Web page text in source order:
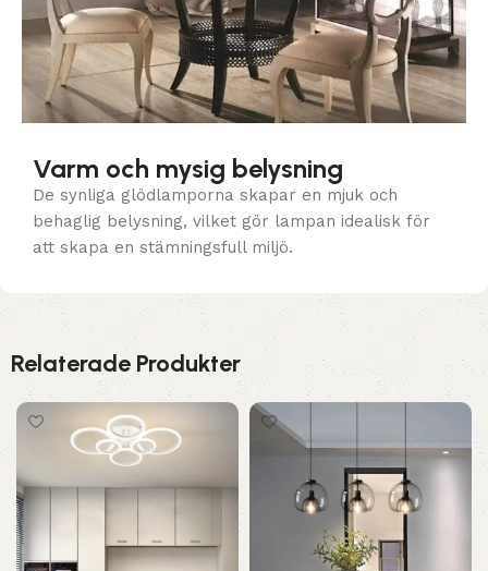
Varm och mysig belysning
De synliga glödlamporna skapar en mjuk och
behaglig belysning, vilket gör lampan idealisk för
att skapa en stämningsfull miljö.
Relaterade Produkter